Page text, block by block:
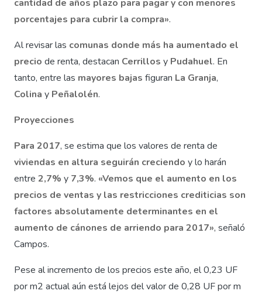
cantidad de años plazo para pagar y con menores
porcentajes para cubrir la compra».
Al revisar las comunas donde más ha aumentado el
precio de renta, destacan Cerrillos y Pudahuel. En
tanto, entre las mayores bajas figuran La Granja,
Colina y Peñalolén.
Proyecciones
Para 2017, se estima que los valores de renta de
viviendas en altura seguirán creciendo y lo harán
entre 2,7% y 7,3%. «Vemos que el aumento en los
precios de ventas y las restricciones crediticias son
factores absolutamente determinantes en el
aumento de cánones de arriendo para 2017», señaló
Campos.
Pese al incremento de los precios este año, el 0,23 UF
por m2 actual aún está lejos del valor de 0,28 UF por m